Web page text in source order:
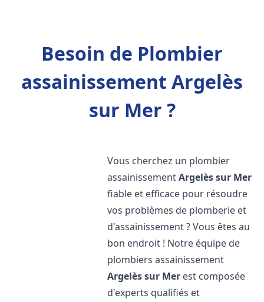
Besoin de Plombier
assainissement Argelès
sur Mer ?
Vous cherchez un plombier
assainissementArgelès sur Mer
fiable et efficace pour résoudre
vos problèmes de plomberie et
d'assainissement ? Vous êtes au
bon endroit ! Notre équipe de
plombiers assainissement
Argelès sur Mer est composée
d'experts qualifiés et